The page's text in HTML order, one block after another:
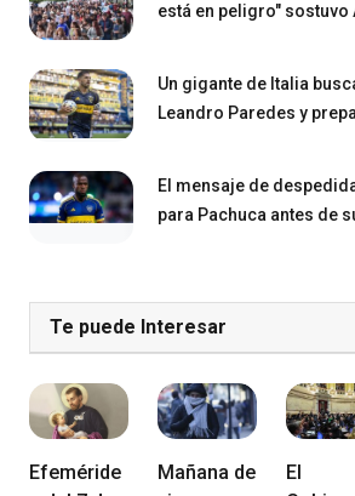
está en peligro" sostuvo
Un gigante de Italia
Leandro Paredes y
El mensaje de
para Pachuca antes de
Te puede Interesar
Efeméride
Mañana de
El